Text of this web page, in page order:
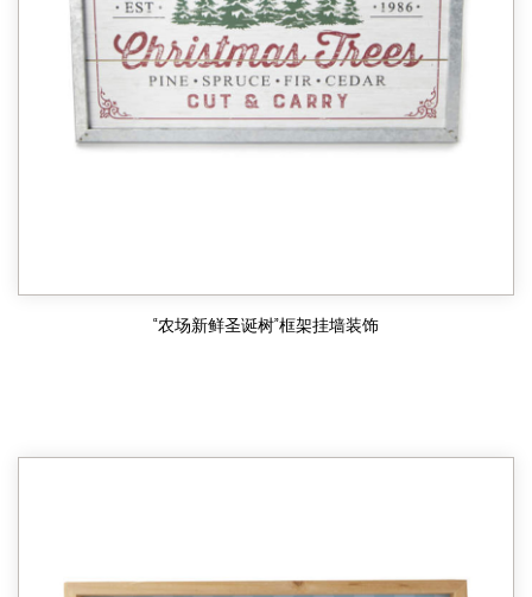
“农场新鲜圣诞树”框架挂墙装饰